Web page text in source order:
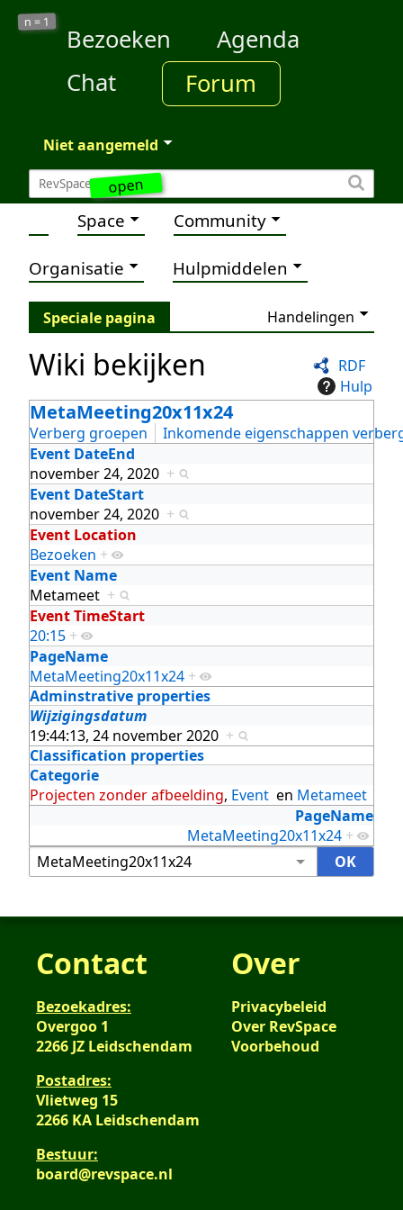
open
n = 1
Bezoeken
Agenda
Chat
Forum
Niet aangemeld
Space Community
Organisatie Hulpmiddelen
Speciale pagina Handelingen
RDF
Hulp
Wiki bekijken
MetaMeeting20x11x24
Verberg groepen
Inkomende eigenschappen
Event DateEnd
november 24, 2020 +
Event DateStart
november 24, 2020 +
Event Location
Bezoeken +
Event Name
Metameet +
Event TimeStart
20:15 +
PageName
MetaMeeting20x11x24 +
Adminstrative properties
Wijzigingsdatum
19:44:13, 24 november 2020 +
Classification properties
Categorie
Projecten zonder afbeelding, Event en Metameet
PageName
MetaMeeting20x11x24 +
Contact
Bezoekadres:
Overgoo 1
2266 JZ Leidschendam
Postadres:
Vlietweg 15
2266 KA Leidschendam
Bestuur:
board@revspace.nl
Over
Privacybeleid
Over RevSpace
Voorbehoud